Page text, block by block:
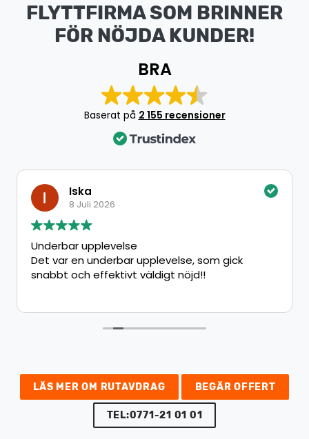
FLYTTFIRMA SOM BRINNER
FÖR NÖJDA KUNDER!
BRA
Baserat på 2 155 recensioner
Iska
8 Juli 2026
Underbar upplevelse
Det var en underbar upplevelse, som gick
snabbt och effektivt väldigt nöjd!!
LÄS MER OM RUTAVDRAG BEGÄR OFFERT
TEL:0771-21 01 01